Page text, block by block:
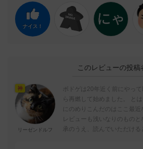
ナイス！
このレビューの投稿
神
リーゼンドルフ
ボドゲは20年近く前にやっ
ら再燃して始めました。 とはいえ本格的にボドゲ
にのめりこんだのはここ最近
レビューも浅いなりのものと
承のうえ、読んでいただける